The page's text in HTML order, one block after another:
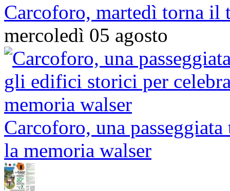
Carcoforo, martedì torna il
mercoledì 05 agosto
Carcoforo, una
la memoria walser